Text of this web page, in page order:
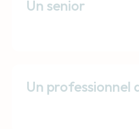
Un senior
Un professionnel